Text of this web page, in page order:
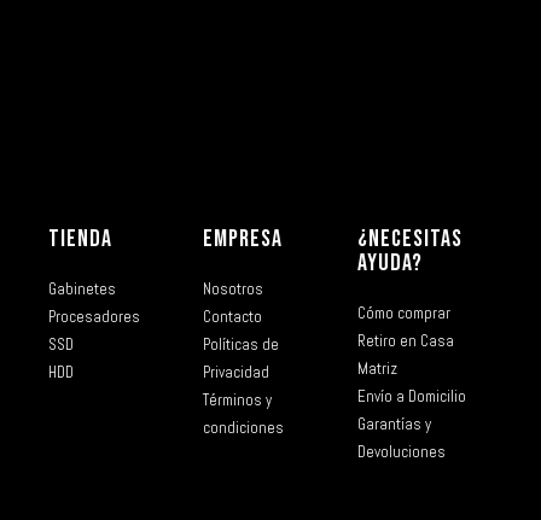
TIENDA
Gabinetes
Procesadores
SSD
HDD
EMPRESA
Nosotros
Contacto
Políticas de
Privacidad
Términos y
condiciones
¿NECESITAS
AYUDA?
Cómo comprar
Retiro en Casa
Matriz
Envío a Domicilio
Garantías y
Devoluciones